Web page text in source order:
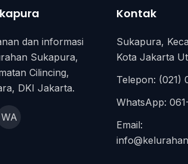
dan informasi
Sukapura,
Cilincing,
DKI Jakarta.
WA
Kontak
Sukapura,
Kota Jakarta
Telepon: (021)
WhatsApp:
Email: